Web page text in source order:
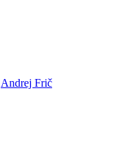
Andrej Frič